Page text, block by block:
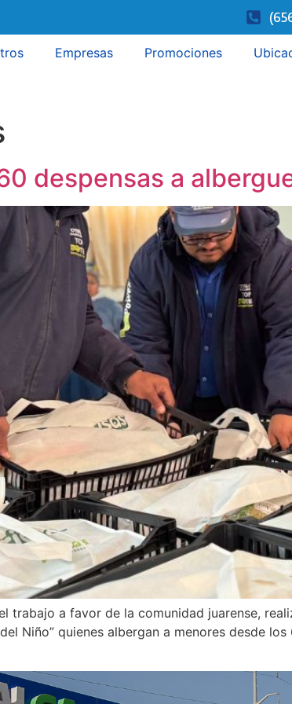
Empresas Promociones
despensas a
trabajo a favor de la comunidad juarense,
Niño” quienes albergan a menores desde